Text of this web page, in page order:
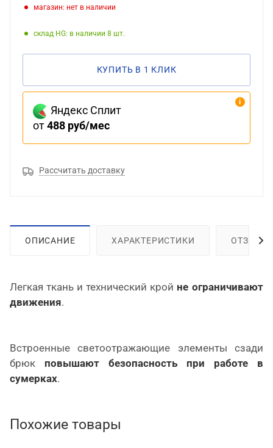
Магазин: нет в наличии
Склад HG: в наличии 8
КУПИТЬ В 1 КЛИК
Яндекс Сплит
от488 руб/мес
Рассчитать доставку
ОПИСАНИЕ ХАРАКТЕРИСТИКИ ОТЗЫВЫ
Легкая ткань и технический крой не ограничивают
движения.
Встроенные светоотражающие элементы сзади
брюк повышают безопасность при работе в
сумерках.
Похожие товары